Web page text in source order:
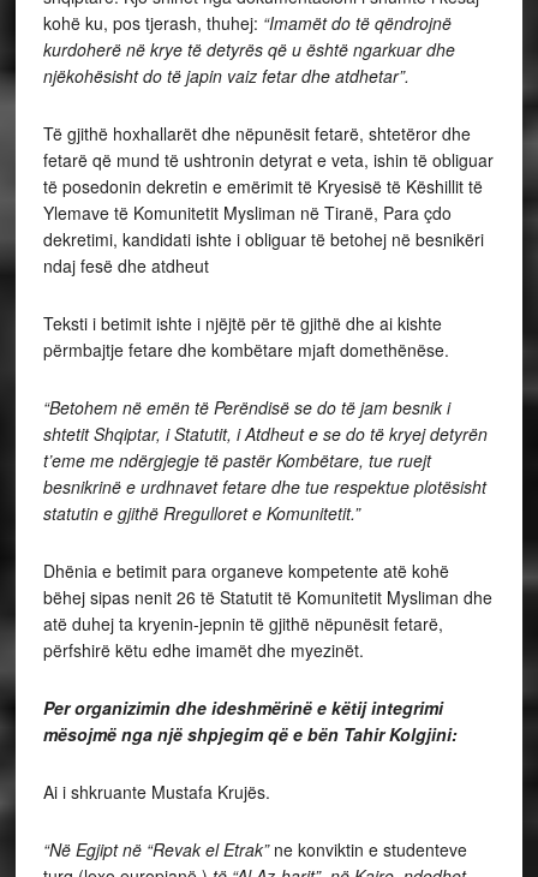
kohë ku, pos tjerash, thuhej: “Imamët do të qëndrojnë
kurdoherë në krye të detyrës që u është ngarkuar dhe
njëkohësisht do të japin vaiz fetar dhe atdhetar”.
Të gjithë hoxhallarët dhe nëpunësit fetarë, shtetëror dhe
fetarë që mund të ushtronin detyrat e veta, ishin të obliguar
të posedonin dekretin e emërimit të Kryesisë të Këshillit të
Ylemave të Komunitetit Mysliman në Tiranë, Para çdo
dekretimi, kandidati ishte i obliguar të betohej në besnikëri
ndaj fesë dhe atdheut
Teksti i betimit ishte i njëjtë për të gjithë dhe ai kishte
përmbajtje fetare dhe kombëtare mjaft domethënëse.
“Betohem në emën të Perëndisë se do të jam besnik i
shtetit Shqiptar, i Statutit, i Atdheut e se do të kryej detyrën
t’eme me ndërgjegje të pastër Kombëtare, tue ruejt
besnikrinë e urdhnavet fetare dhe tue respektue plotësisht
statutin e gjithë Rregulloret e Komunitetit.”
Dhënia e betimit para organeve kompetente atë kohë
bëhej sipas nenit 26 të Statutit të Komunitetit Mysliman dhe
atë duhej ta kryenin-jepnin të gjithë nëpunësit fetarë,
përfshirë këtu edhe imamët dhe myezinët.
Per organizimin dhe ideshmërinë e këtij integrimi
mësojmë nga një shpjegim që e bën Tahir Kolgjini:
Ai i shkruante Mustafa Krujës.
“Në Egjipt në “Revak el Etrak” ne konviktin e studenteve